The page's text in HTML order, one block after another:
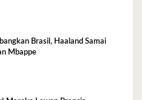
Brasil, Haaland Samai
Mbappe